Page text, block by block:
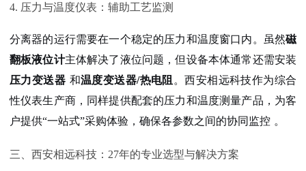
4. 压力与温度仪表：辅助工艺监测
分离器的运行需要在一个稳定的压力和温度窗口内。虽然磁
翻板液位计主体解决了液位问题，但设备本体通常还需安装
压力变送器 和温度变送器/热电阻 。西安相远科技作为综合
性仪表生产商，同样提供配套的压力和温度测量产品，为客
户提供“一站式”采购体验，确保各参数之间的协同监控 。
三、西安相远科技：27年的专业选型与解决方案